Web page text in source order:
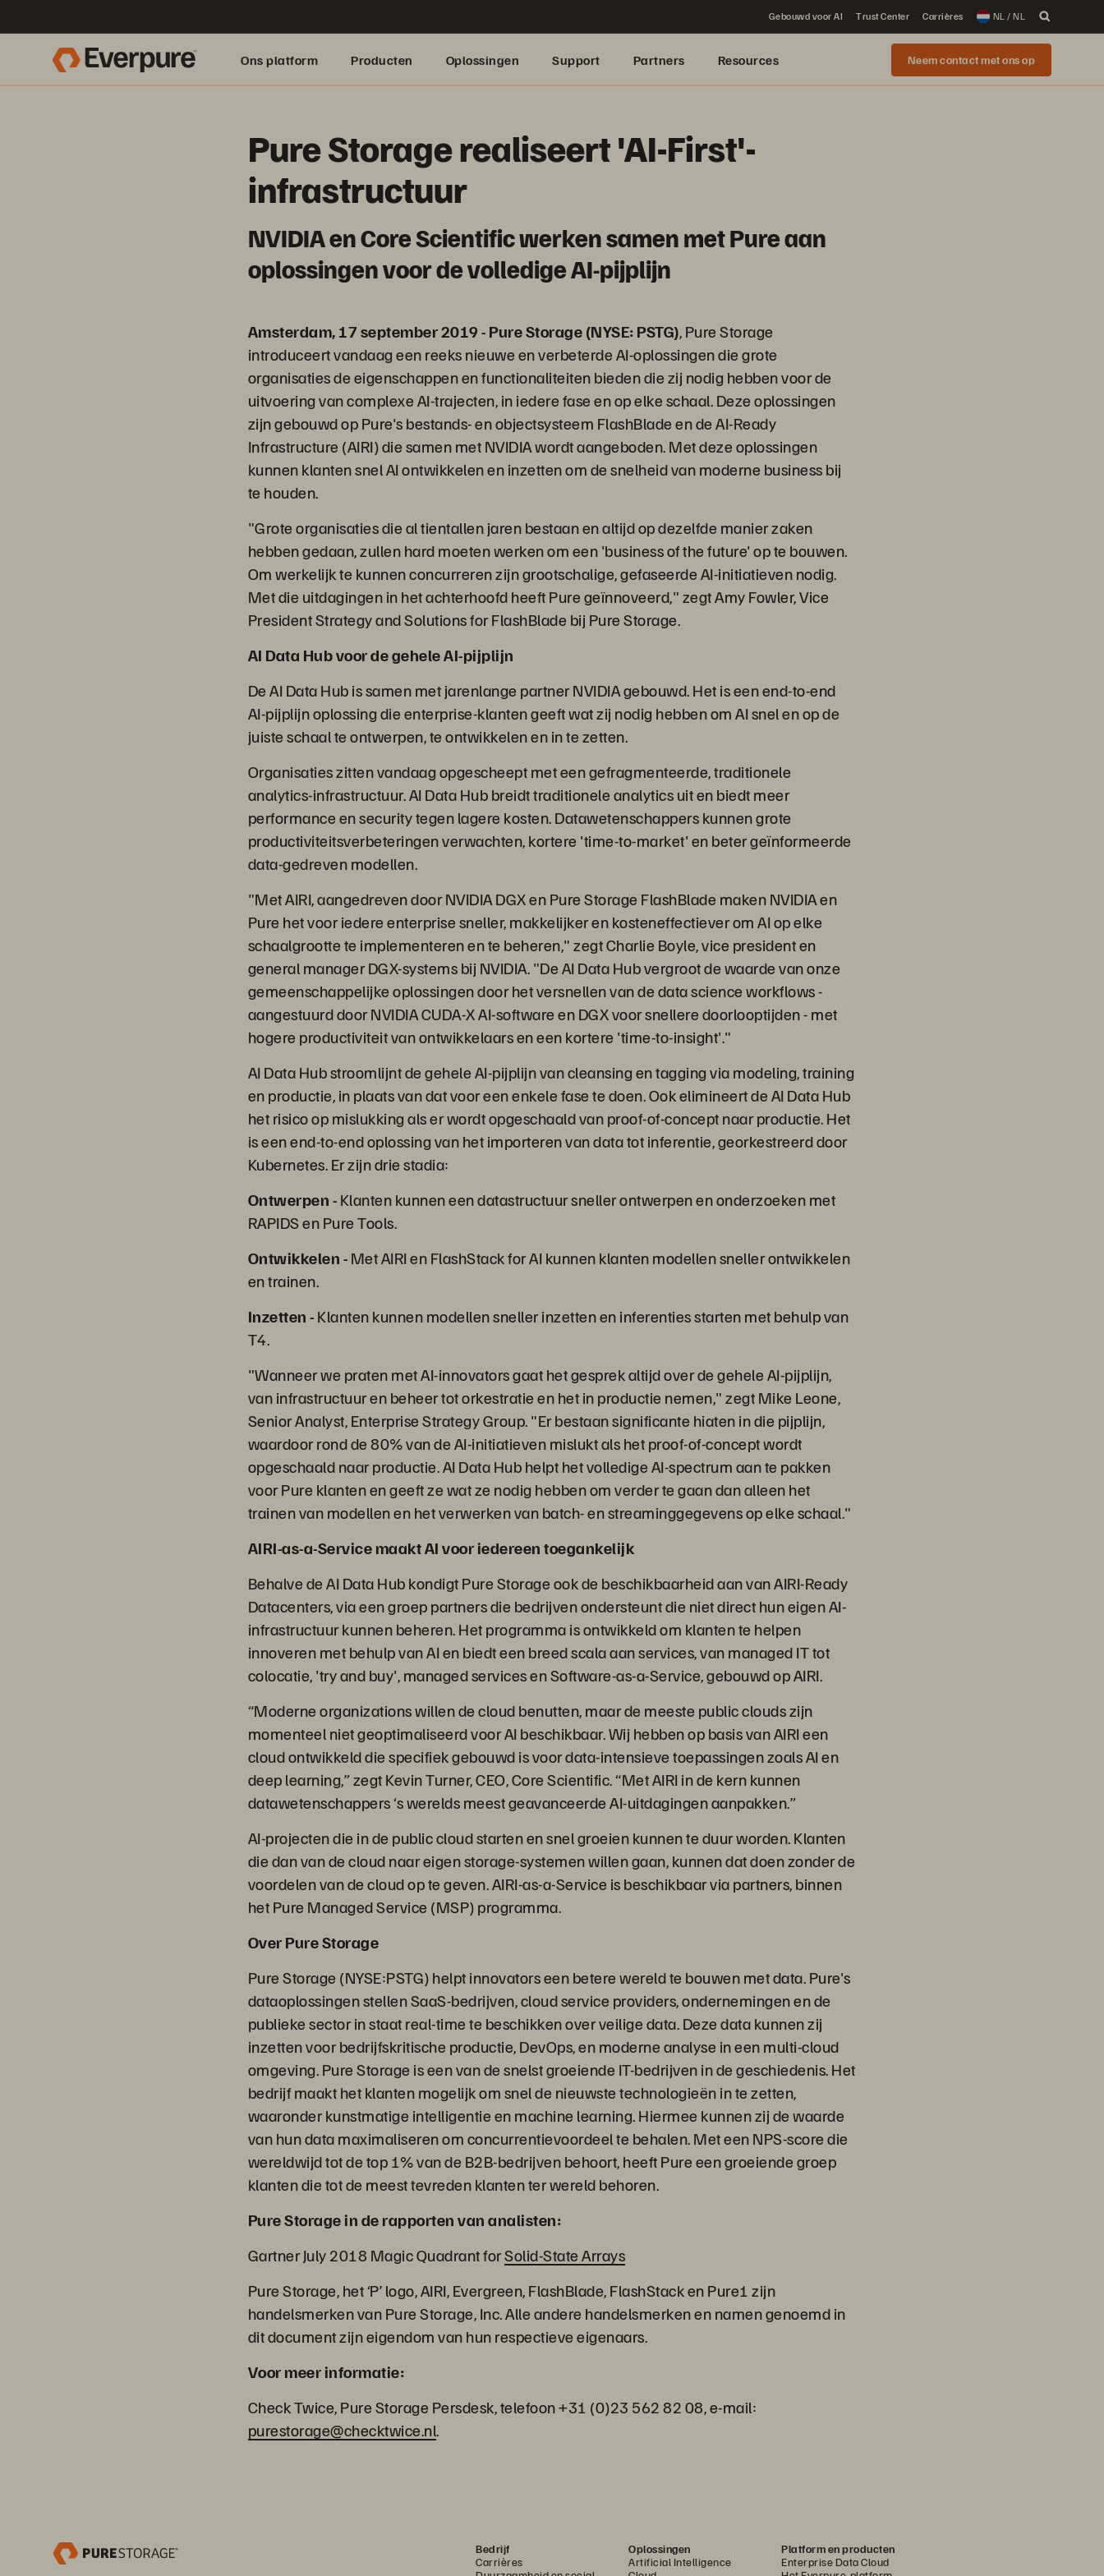
Gebouwd voor AI Trust Center Carrières NL / NL
Ons platform Producten Oplossingen Support Partners Resources Neem contact met ons op
Pure Storage realiseert 'AI-First'-
infrastructuur
NVIDIA en Core Scientific werken samen met Pure aan
oplossingen voor de volledige AI-pijplijn
Amsterdam, 17 september 2019 - Pure Storage (NYSE: PSTG), Pure Storage
introduceert vandaag een reeks nieuwe en verbeterde AI-oplossingen die grote
organisaties de eigenschappen en functionaliteiten bieden die zij nodig hebben voor de
uitvoering van complexe AI-trajecten, in iedere fase en op elke schaal. Deze oplossingen
zijn gebouwd op Pure's bestands- en objectsysteem FlashBlade en de AI-Ready
Infrastructure (AIRI) die samen met NVIDIA wordt aangeboden. Met deze oplossingen
kunnen klanten snel AI ontwikkelen en inzetten om de snelheid van moderne business bij
te houden.
"Grote organisaties die al tientallen jaren bestaan en altijd op dezelfde manier zaken
hebben gedaan, zullen hard moeten werken om een 'business of the future' op te bouwen.
Om werkelijk te kunnen concurreren zijn grootschalige, gefaseerde AI-initiatieven nodig.
Met die uitdagingen in het achterhoofd heeft Pure geïnnoveerd," zegt Amy Fowler, Vice
President Strategy and Solutions for FlashBlade bij Pure Storage.
AI Data Hub voor de gehele AI-pijplijn
De AI Data Hub is samen met jarenlange partner NVIDIA gebouwd. Het is een end-to-end
AI-pijplijn oplossing die enterprise-klanten geeft wat zij nodig hebben om AI snel en op de
juiste schaal te ontwerpen, te ontwikkelen en in te zetten.
Organisaties zitten vandaag opgescheept met een gefragmenteerde, traditionele
analytics-infrastructuur. AI Data Hub breidt traditionele analytics uit en biedt meer
performance en security tegen lagere kosten. Datawetenschappers kunnen grote
productiviteitsverbeteringen verwachten, kortere 'time-to-market' en beter geïnformeerde
data-gedreven modellen.
"Met AIRI, aangedreven door NVIDIA DGX en Pure Storage FlashBlade maken NVIDIA en
Pure het voor iedere enterprise sneller, makkelijker en kosteneffectiever om AI op elke
schaalgrootte te implementeren en te beheren," zegt Charlie Boyle, vice president en
general manager DGX-systems bij NVIDIA. "De AI Data Hub vergroot de waarde van onze
gemeenschappelijke oplossingen door het versnellen van de data science workflows -
aangestuurd door NVIDIA CUDA-X AI-software en DGX voor snellere doorlooptijden - met
hogere productiviteit van ontwikkelaars en een kortere 'time-to-insight'."
AI Data Hub stroomlijnt de gehele AI-pijplijn van cleansing en tagging via modeling, training
en productie, in plaats van dat voor een enkele fase te doen. Ook elimineert de AI Data Hub
het risico op mislukking als er wordt opgeschaald van proof-of-concept naar productie. Het
is een end-to-end oplossing van het importeren van data tot inferentie, georkestreerd door
Kubernetes. Er zijn drie stadia:
Ontwerpen -Klanten kunnen een datastructuur sneller ontwerpen en onderzoeken met
RAPIDS en Pure Tools.
Ontwikkelen -Met AIRI en FlashStack for AI kunnen klanten modellen sneller ontwikkelen
en trainen.
Inzetten -Klanten kunnen modellen sneller inzetten en inferenties starten met behulp van
T4.
"Wanneer we praten met AI-innovators gaat het gesprek altijd over de gehele AI-pijplijn,
van infrastructuur en beheer tot orkestratie en het in productie nemen," zegt Mike Leone,
Senior Analyst, Enterprise Strategy Group. "Er bestaan significante hiaten in die pijplijn,
waardoor rond de 80% van de AI-initiatieven mislukt als het proof-of-concept wordt
opgeschaald naar productie. AI Data Hub helpt het volledige AI-spectrum aan te pakken
voor Pure klanten en geeft ze wat ze nodig hebben om verder te gaan dan alleen het
trainen van modellen en het verwerken van batch- en streaminggegevens op elke schaal."
AIRI-as-a-Service maakt AI voor iedereen toegankelijk
Behalve de AI Data Hub kondigt Pure Storage ook de beschikbaarheid aan van AIRI-Ready
Datacenters, via een groep partners die bedrijven ondersteunt die niet direct hun eigen AI-
infrastructuur kunnen beheren. Het programma is ontwikkeld om klanten te helpen
innoveren met behulp van AI en biedt een breed scala aan services, van managed IT tot
colocatie, 'try and buy', managed services en Software-as-a-Service, gebouwd op AIRI.
“Moderne organizations willen de cloud benutten, maar de meeste public clouds zijn
momenteel niet geoptimaliseerd voor AI beschikbaar. Wij hebben op basis van AIRI een
cloud ontwikkeld die specifiek gebouwd is voor data-intensieve toepassingen zoals AI en
deep learning,” zegt Kevin Turner, CEO, Core Scientific. “Met AIRI in de kern kunnen
datawetenschappers ‘s werelds meest geavanceerde AI-uitdagingen aanpakken.”
AI-projecten die in de public cloud starten en snel groeien kunnen te duur worden. Klanten
die dan van de cloud naar eigen storage-systemen willen gaan, kunnen dat doen zonder de
voordelen van de cloud op te geven. AIRI-as-a-Service is beschikbaar via partners, binnen
het Pure Managed Service (MSP) programma.
Over Pure Storage
Pure Storage (NYSE:PSTG) helpt innovators een betere wereld te bouwen met data. Pure's
dataoplossingen stellen SaaS-bedrijven, cloud service providers, ondernemingen en de
publieke sector in staat real-time te beschikken over veilige data. Deze data kunnen zij
inzetten voor bedrijfskritische productie, DevOps, en moderne analyse in een multi-cloud
omgeving. Pure Storage is een van de snelst groeiende IT-bedrijven in de geschiedenis. Het
bedrijf maakt het klanten mogelijk om snel de nieuwste technologieën in te zetten,
waaronder kunstmatige intelligentie en machine learning. Hiermee kunnen zij de waarde
van hun data maximaliseren om concurrentievoordeel te behalen. Met een NPS-score die
wereldwijd tot de top 1% van de B2B-bedrijven behoort, heeft Pure een groeiende groep
klanten die tot de meest tevreden klanten ter wereld behoren.
Pure Storage in de rapporten van analisten:
Gartner July 2018 Magic Quadrant forSolid-State Arrays
Pure Storage, het ‘P’ logo, AIRI, Evergreen, FlashBlade, FlashStack en Pure1 zijn
handelsmerken van Pure Storage, Inc. Alle andere handelsmerken en namen genoemd in
dit document zijn eigendom van hun respectieve eigenaars.
Voor meer informatie:
Check Twice, Pure Storage Persdesk, telefoon +31 (0)23 562 82 08, e-mail:
purestorage@checktwice.nl.
Bedrijf
Carrières
Oplossingen
Artificial Intelligence
Platform en producten
Enterprise Data Cloud